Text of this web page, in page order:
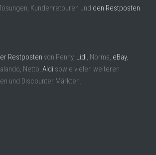
Kundenretouren und den Restposten
Restposten von Penny, Lidl , Norma, eBay,
Netto, Aldi sowie vielen weiteren
und Discounter Märkten.